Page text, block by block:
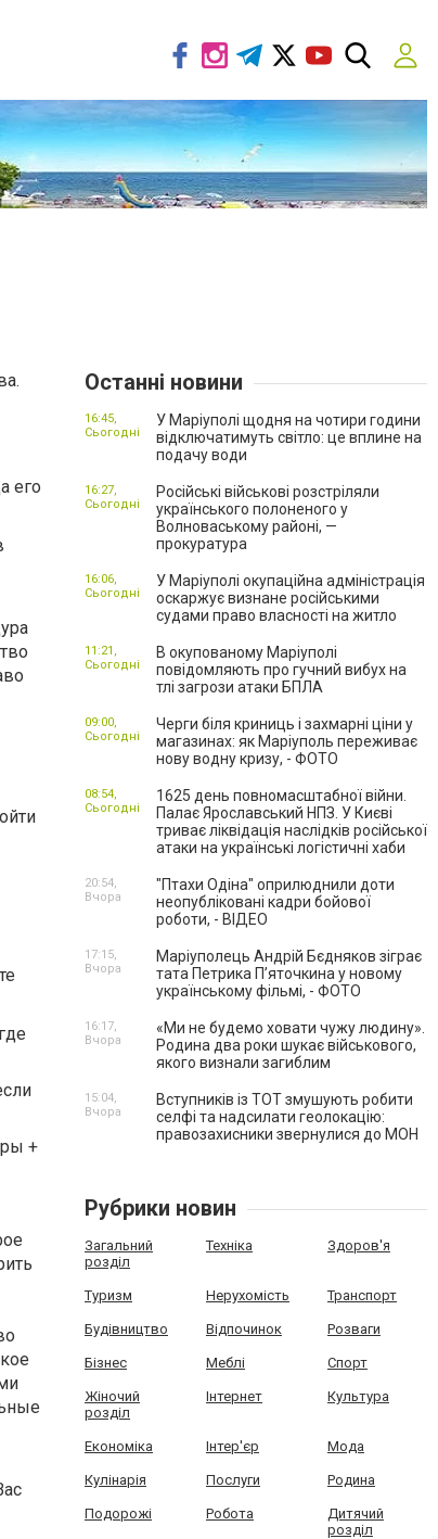
его
+
Останні новини
У Маріуполі щодня на чотири години
відключатимуть світло: це вплине на
подачу води
16:45,
Сьогодні
Російські військові розстріляли
українського полоненого у
Волноваському районі, —
прокуратура
16:27,
Сьогодні
У Маріуполі окупаційна адміністрація
оскаржує визнане російськими
судами право власності на житло
16:06,
Сьогодні
В окупованому Маріуполі
повідомляють про гучний вибух на
тлі загрози атаки БПЛА
11:21,
Сьогодні
Черги біля криниць і захмарні ціни у
магазинах: як Маріуполь переживає
нову водну кризу, - ФОТО
09:00,
Сьогодні
1625 день повномасштабної війни.
Палає Ярославський НПЗ. У Києві
триває ліквідація наслідків російської
атаки на українські логістичні хаби
08:54,
Сьогодні
"Птахи Одіна" оприлюднили доти
неопубліковані кадри бойової
роботи, - ВІДЕО
20:54,
Вчора
Маріуполець Андрій Бєдняков зіграє
тата Петрика П’яточкина у новому
українському фільмі, - ФОТО
17:15,
Вчора
«Ми не будемо ховати чужу людину».
Родина два роки шукає військового,
якого визнали загиблим
16:17,
Вчора
Вступників із ТОТ змушують робити
селфі та надсилати геолокацію:
правозахисники звернулися до МОН
15:04,
Вчора
Рубрики новин
Загальний
розділ
Техніка Здоров'я
Туризм Нерухомість Транспорт
Будівництво Відпочинок Розваги
Бізнес Меблі Спорт
Жіночий
розділ
Інтернет Культура
Економіка Інтер'єр Мода
Кулінарія Послуги Родина
Подорожі Робота
Дитячий
розділ